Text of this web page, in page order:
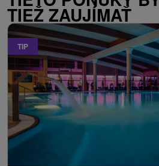
TIEŽ ZAUJÍMAŤ
TIP